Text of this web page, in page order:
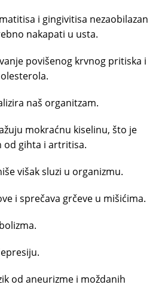
i gingivitisa nezaobilazan
nakapati u usta.
povišenog krvnog pritiska i
naš organitzam.
mokraćnu kiselinu, što je
od gihta i artritisa.
višak sluzi u organizmu.
i sprečava grčeve u mišićima.
od aneurizme i moždanih